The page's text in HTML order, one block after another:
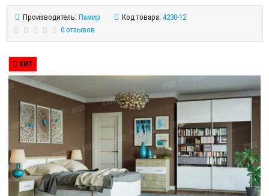
Производитель: Памир Код товара: 4230-12
0 отзывов
ХИТ